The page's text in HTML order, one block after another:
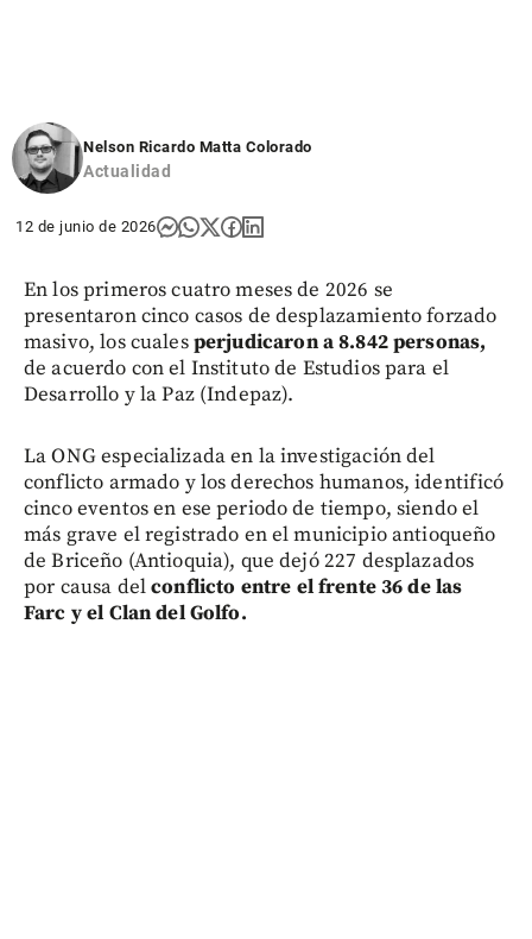
Nelson Ricardo Matta Colorado
Actualidad
12 de junio de 2026
En los primeros cuatro meses de 2026 se
presentaron cinco casos de desplazamiento forzado
masivo, los cualesperjudicaron a 8.842 personas,
de acuerdo con el Instituto de Estudios para el
Desarrollo y la Paz (Indepaz).
La ONG especializada en la investigación del
conflicto armado y los derechos humanos, identificó
cinco eventos en ese periodo de tiempo, siendo el
más grave el registrado en el municipio antioqueño
de Briceño (Antioquia), que dejó 227 desplazados
por causa delconflicto entre el frente 36 de las
Farc y el Clan del Golfo.